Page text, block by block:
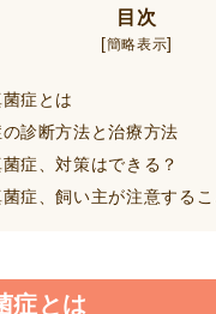
目次
[簡略表示]
症とは
診断方法と治療方法
症、対策はできる？
症、飼い主が注意するこ
症とは